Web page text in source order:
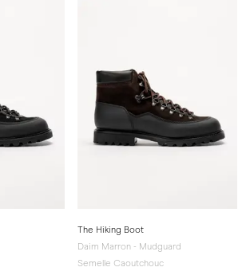
The Hiking Boot
Daim Marron - Mudguard
Semelle Caoutchouc